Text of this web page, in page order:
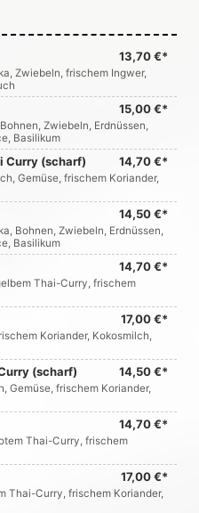
13,70 €*
Zwiebeln, frischem Ingwer,
15,00 €*
Zwiebeln, Erdnüssen,
Basilikum
Curry (scharf) 14,70 €*
Gemüse, frischem Koriander,
14,50 €*
Bohnen, Zwiebeln, Erdnüssen,
Basilikum
14,70 €*
Thai-Curry, frischem
17,00 €*
Koriander, Kokosmilch,
(scharf) 14,50 €*
Gemüse, frischem Koriander,
14,70 €*
Thai-Curry, frischem
17,00 €*
Thai-Curry, frischem Koriander,